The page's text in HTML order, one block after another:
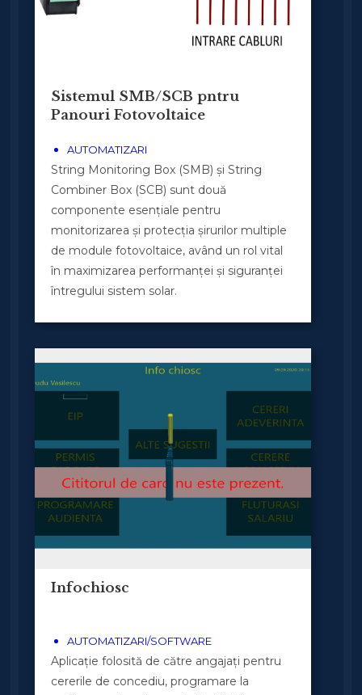
Sistemul SMB/SCB pntru
Panouri Fotovoltaice
AUTOMATIZARI
String Monitoring Box (SMB) și String
Combiner Box (SCB) sunt două
componente esențiale pentru
monitorizarea și protecția șirurilor multiple
de module fotovoltaice, având un rol vital
în maximizarea performanței și siguranței
întregului sistem solar.
Infochiosc
AUTOMATIZARI/SOFTWARE
Aplicație folosită de către angajați pentru
cererile de concediu, programare la